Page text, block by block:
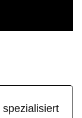
spezialisiert